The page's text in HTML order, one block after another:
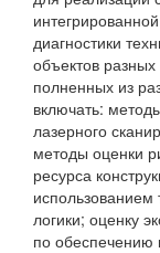
диагностики
объектов
полненных из
включать:
лазерного
методы оценки
ресурса
использованием
логики; оценку
по обеспечению